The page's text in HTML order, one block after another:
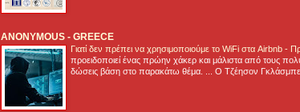
ANONYMOUS - GREECE
Γιατί δεν πρέπει να χρησιμοποιούμε το WiFi στα Airbnb -
προειδοποιεί ένας πρώην χάκερ και μάλιστα από τους
δώσεις βάση στο παρακάτω θέμα. ... Ο Τζέησον